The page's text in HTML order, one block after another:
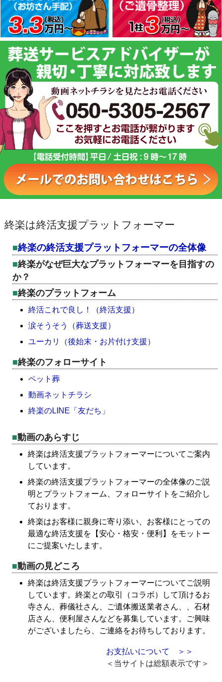
終楽は終活支援プラットフォーマー
終楽の終活支援プラットフォーマーの全体像
終楽がなぜ巨大なプラットフォーマーを目指すの
か？
終楽のプラットフォーム
終活これで良し！（終活支援）
涙そうそう（葬送支援）
ユーカリ（後始末・お片付け支援）
終楽のフォローサイト
ペット葬
動画ネットチラシ
終楽のLINE「友だち」
動画のあらすじ
終楽は終活支援プラットフォーマーについてご案内
しています。
終楽の終活支援プラットフォーマーの全体像のご説
明とプラットフォーム、フォローサイトをご紹介し
ております。
終楽はお客様に親身に寄り添い、お客様にとっての
最適な終活支援を【安心・格安・便利】をモットー
にご提案いたします。
動画の見どころ
終楽は終活支援プラットフォーマーについてご説明
しています。終楽との取引（コラボ）して頂けるお
寺さん、葬儀社さん、ご遺体搬送業者さん、、石材
店さん、便利屋さんなどを募集しています。ご興味
がございましたら、ご連絡をお待ちしております。
お支払いについて ＞＞
＜当サイトは総額表示です＞